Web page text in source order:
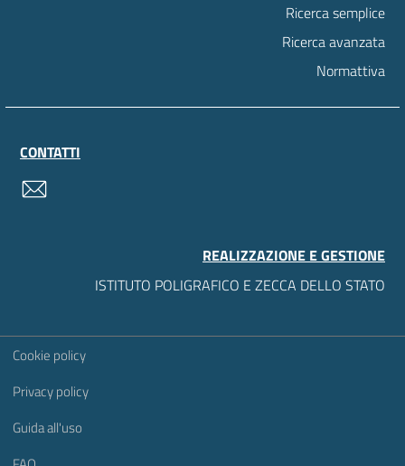
Ricerca semplice
Ricerca avanzata
Normattiva
CONTATTI
REALIZZAZIONE E GESTIONE
ISTITUTO POLIGRAFICO E ZECCA DELLO STATO
Sezione Link Utili
Cookie policy
Privacy policy
Guida all'uso